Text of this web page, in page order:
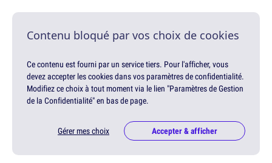
Contenu bloqué par vos choix de cookies
Ce contenu est fourni par un service tiers. Pour l'afficher, vous
devez accepter les cookies dans vos paramètres de confidentialité.
Modifiez ce choix à tout moment via le lien "Paramètres de Gestion
de la Confidentialité" en bas de page.
Gérer mes choix Accepter & afficher